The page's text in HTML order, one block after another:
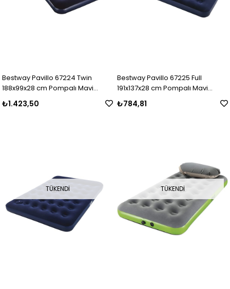
Bestway Pavillo 67224 Twin
188x99x28 cm Pompalı Mavi
₺1.423,50
Bestway Pavillo 67225 Full
191x137x28 cm Pompalı Mavi
₺784,81
TÜKENDI TÜKENDI